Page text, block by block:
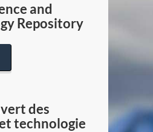
Canada
and
Repository
des
technologie